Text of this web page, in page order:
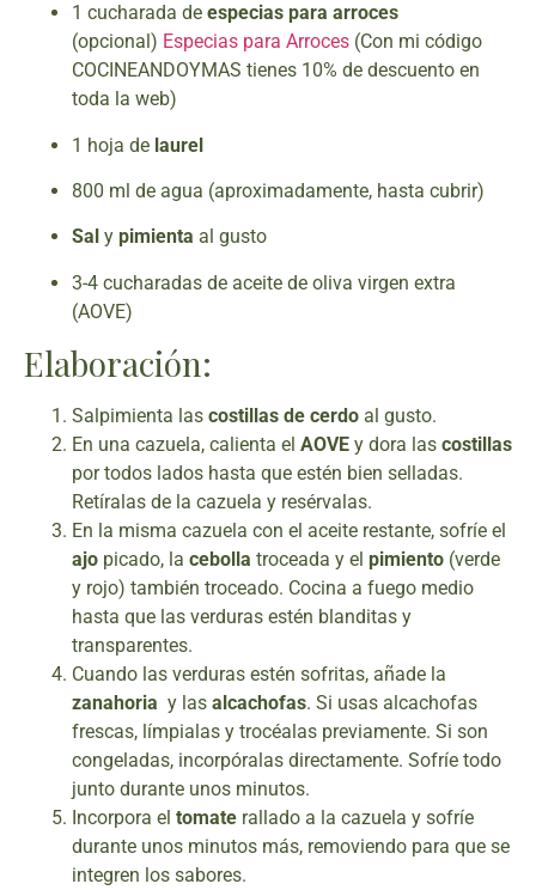
1 cucharada de especias para arroces
(opcional) Especias para Arroces (Con mi código
COCINEANDOYMAS tienes 10% de descuento en
toda la web)
1 hoja de laurel
800 ml de agua (aproximadamente, hasta cubrir)
Sal y pimienta al gusto
3-4 cucharadas de aceite de oliva virgen extra
(AOVE)
Elaboración:
Salpimienta las costillas de cerdo al gusto.
En una cazuela, calienta el AOVE y dora las costillas
por todos lados hasta que estén bien selladas.
Retíralas de la cazuela y resérvalas.
En la misma cazuela con el aceite restante, sofríe el
ajo picado, la cebolla troceada y el pimiento (verde
y rojo) también troceado. Cocina a fuego medio
hasta que las verduras estén blanditas y
transparentes.
Cuando las verduras estén sofritas, añade la
zanahoria y las alcachofas. Si usas alcachofas
frescas, límpialas y trocéalas previamente. Si son
congeladas, incorpóralas directamente. Sofríe todo
junto durante unos minutos.
Incorpora el tomate rallado a la cazuela y sofríe
durante unos minutos más, removiendo para que se
integren los sabores.